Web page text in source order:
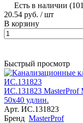
Есть в наличии
20.54 руб. / шт
В корзину
Быстрый просмотр
ИС.131823 MasterProf
50х40 удлин.
Арт. ИС.131823
Бренд MasterProf